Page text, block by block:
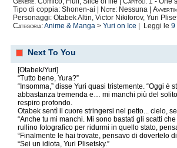
Tipo di coppia: Shonen-ai |
Note: Nessuna |
Personaggi: Otabek Altin, Victor Nikiforov, Yuri
Categoria:Anime & Manga > Yuri on Ice | Leggi le 9
Next To You
[Otabek/Yuri]
“Tutto bene, Yura?”
“Insomma,” disse Yuri quasi tristemente. “Oggi è
abbastanza tremenda e… mi manchi più del
respiro profondo.
Otabek sentì il cuore stringersi nel petto... cielo,
“Anche tu mi manchi. Mi sono bastati gli scatti
rullino fotografico per ridurmi in quello stato,
“Finalmente le hai trovate, pensavo di dovertelo
“Sei un idiota, Yuri Plisetsky.”